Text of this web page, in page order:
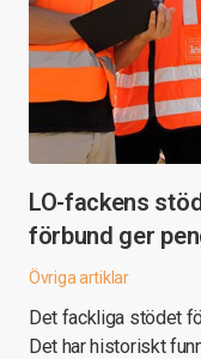
LO-fackens
förbund ger
Övriga artiklar
Det fackliga stödet
Det har historiskt